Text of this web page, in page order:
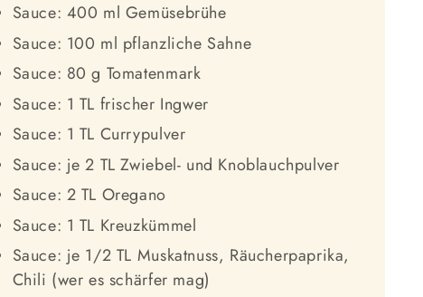
Sauce: 400 ml Gemüsebrühe
Sauce: 100 ml pflanzliche Sahne
Sauce: 80 g Tomatenmark
Sauce: 1 TL frischer Ingwer
Sauce: 1 TL Currypulver
Sauce: je 2 TL Zwiebel- und Knoblauchpulver
Sauce: 2 TL Oregano
Sauce: 1 TL Kreuzkümmel
Sauce: je 1/2 TL Muskatnuss, Räucherpaprika,
Chili (wer es schärfer mag)